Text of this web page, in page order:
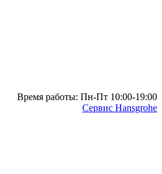
Время работы: Пн-Пт 10:00-19:00
Сервис Hansgrohe